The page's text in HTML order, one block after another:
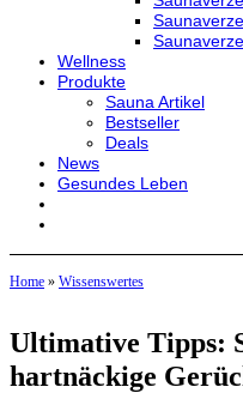
Wellness
Produkte
Sauna Artikel
Bestseller
Deals
News
Gesundes Leben
Home » Wissenswertes
Ultimative Tipps:
hartnäckige